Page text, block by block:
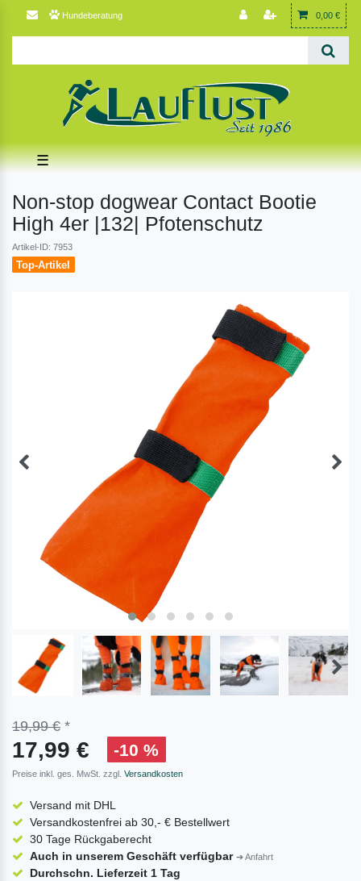
Hundeberatung 0,00 €
☰
Non-stop dogwear Contact Bootie
High 4er |132| Pfotenschutz
Artikel-ID: 7953
Top-Artikel
19,99 € *
17,99 € -10 %
Preise inkl. ges. MwSt. zzgl. Versandkosten
Versand mit DHL
Versandkostenfrei ab 30,- € Bestellwert
30 Tage Rückgaberecht
Auch in unserem Geschäft verfügbar ➔ Anfahrt
Durchschn. Lieferzeit 1 Tag
ZUSTAND CIRCA)